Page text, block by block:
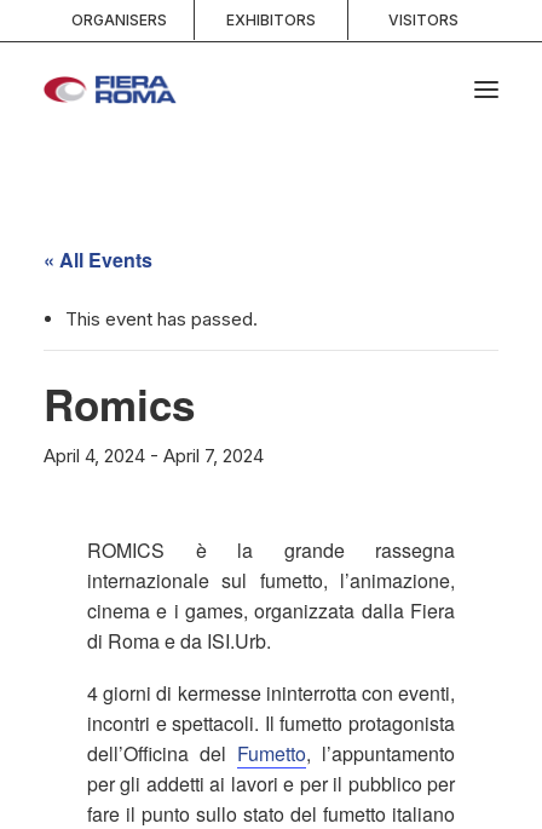
ORGANISERS EXHIBITORS VISITORS
SPACES
SERVICES
EVENTS AND COMPETITIONS
MEDIA
« All Events
This event has passed.
Romics
April 4, 2024 - April 7, 2024
ROMICS è la grande rassegna
internazionale sul fumetto, l’animazione,
cinema e i games, organizzata dalla Fiera
di Roma e da ISI.Urb.
4 giorni di kermesse ininterrotta con eventi,
incontri e spettacoli. Il fumetto protagonista
dell’Officina del Fumetto, l’appuntamento
per gli addetti ai lavori e per il pubblico per
fare il punto sullo stato del fumetto italiano